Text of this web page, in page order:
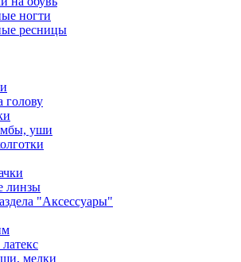
ногти
ресницы
голову
уши
линзы
"Аксессуары"
мелки